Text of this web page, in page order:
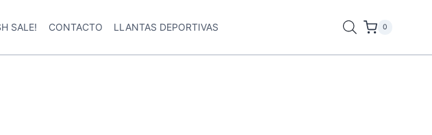
SALE! CONTACTO LLANTAS DEPORTIVAS 0